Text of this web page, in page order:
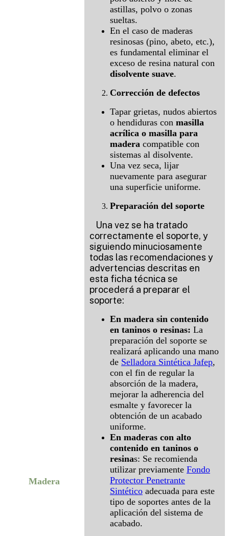
Madera
astillas, polvo o zonas
sueltas.
En el caso de maderas
resinosas (pino, abeto, etc.),
es fundamental eliminar el
exceso de resina natural con
disolvente suave.
Corrección de defectos
Tapar grietas, nudos abiertos
o hendiduras con masilla
acrílica o masilla para
madera compatible con
sistemas al disolvente.
Una vez seca, lijar
nuevamente para asegurar
una superficie uniforme.
Preparación del soporte
Una vez se ha tratado
correctamente el soporte, y
siguiendo minuciosamente
todas las recomendaciones y
advertencias descritas en
esta ficha técnica se
procederá a preparar el
soporte:
En madera sin contenido
en taninos o resinas: La
preparación del soporte se
realizará aplicando una mano
de Selladora Sintética Jafep,
con el fin de regular la
absorción de la madera,
mejorar la adherencia del
esmalte y favorecer la
obtención de un acabado
uniforme.
En maderas con alto
contenido en taninos o
resinas: Se recomienda
utilizar previamente Fondo
Protector Penetrante
Sintético adecuada para este
tipo de soportes antes de la
aplicación del sistema de
acabado.